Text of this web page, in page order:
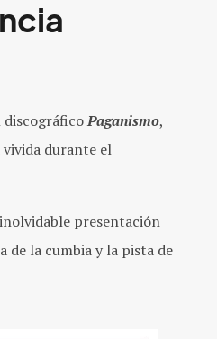
discográficoPaganismo,
durante el
presentación
de la cumbia y la pista de